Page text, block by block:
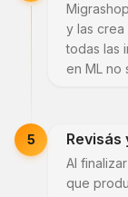
y las
todas las
en ML no
5 Revisás
Al
que